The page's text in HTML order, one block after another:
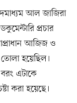
আল জাজিরা
প্রচার
আজিজ ও
তোলা হয়েছিল।
এটাকে
করা হয়েছে।